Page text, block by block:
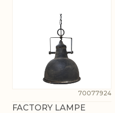
70077924
FACTORY LAMPE